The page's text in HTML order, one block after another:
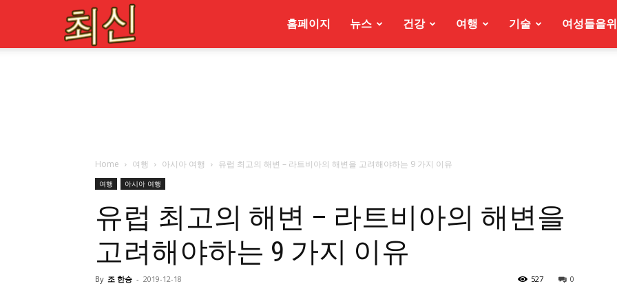
홈페이지 뉴스 건강 여행 기술 여성들을
Home 여행 아시아 여행 유럽 ​​최고의 해변 – 라트비아의 해변을 고려해야하는 9 가지 이유
여행 아시아 여행
유럽 ​​최고의 해변 – 라트비아의 해변을
고려해야하는 9 가지 이유
By 조 한승 - 2019-12-18 0
527